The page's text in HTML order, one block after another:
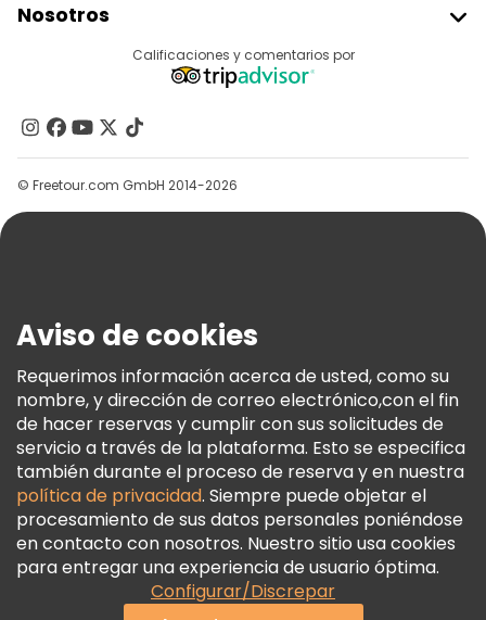
Acceder Como Proveedor
Programa De Afiliados
Nosotros
Contacto
Grupos
Ayuda
Términos E Información Legal
Política De Cookies
Freetour Premios
Programa De Fidelidad
Calificaciones y comentarios por
© Freetour.com GmbH 2014-2026
Aviso de cookies
Requerimos información acerca de usted, como su
nombre, y dirección de correo electrónico,con el fin
de hacer reservas y cumplir con sus solicitudes de
servicio a través de la plataforma. Esto se especifica
también durante el proceso de reserva y en nuestra
política de privacidad. Siempre puede objetar el
procesamiento de sus datos personales poniéndose
en contacto con nosotros. Nuestro sitio usa cookies
para entregar una experiencia de usuario óptima.
Configurar/Discrepar